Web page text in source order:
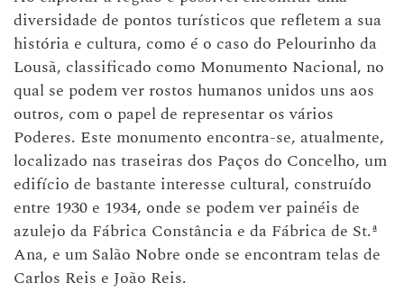
diversidade de pontos turísticos que refletem a sua
história e cultura, como é o caso do Pelourinho da
Lousã, classificado como Monumento Nacional, no
qual se podem ver rostos humanos unidos uns aos
outros, com o papel de representar os vários
Poderes. Este monumento encontra-se, atualmente,
localizado nas traseiras dos Paços do Concelho, um
edifício de bastante interesse cultural, construído
entre 1930 e 1934, onde se podem ver painéis de
azulejo da Fábrica Constância e da Fábrica de St.ª
Ana, e um Salão Nobre onde se encontram telas de
Carlos Reis e João Reis.